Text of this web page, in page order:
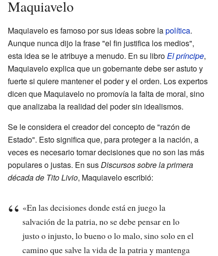
Maquiavelo
Maquiavelo es famoso por sus ideas sobre lapolítica.
Aunque nunca dijo la frase "el fin justifica los medios",
esta idea se le atribuye a menudo. En su libroEl príncipe,
Maquiavelo explica que un gobernante debe ser astuto y
fuerte si quiere mantener el poder y el orden. Los expertos
dicen que Maquiavelo no promovía la falta de moral, sino
que analizaba la realidad del poder sin idealismos.
Se le considera el creador del concepto de "razón de
Estado". Esto significa que, para proteger a la nación, a
veces es necesario tomar decisiones que no son las más
populares o justas. En susDiscursos sobre la primera
década de Tito Livio, Maquiavelo escribió:
«En las decisiones donde está en juego la
salvación de la patria, no se debe pensar en lo
justo o injusto, lo bueno o lo malo, sino solo en el
camino que salve la vida de la patria y mantenga